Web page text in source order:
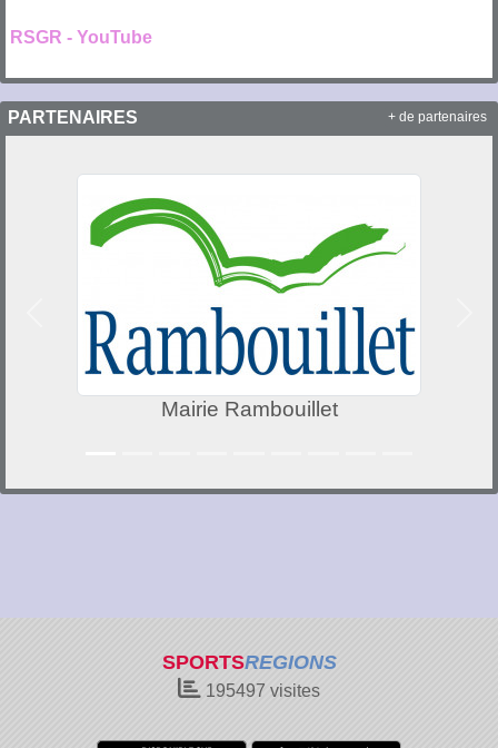
RSGR - YouTube
PARTENAIRES
Mairie Rambouillet
Précedent
+ de partenaires
SPORTSREGIONS
195497 visites